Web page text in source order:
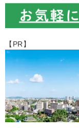
【PR】